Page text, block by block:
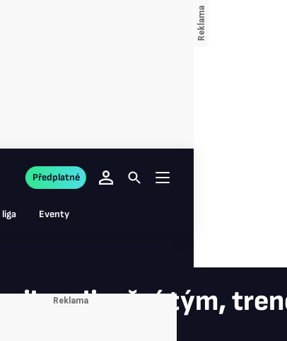
Eventy
Předplatné
realizační tým,